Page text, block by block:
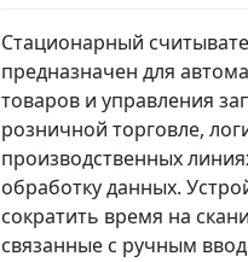
Стационарный
предназначен для
товаров и управления
розничной торговле,
производственных
обработку данных.
сократить время на
связанные с ручным